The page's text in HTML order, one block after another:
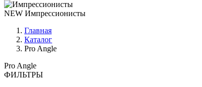
NEW Импрессионисты
Главная
Каталог
Pro Angle
Pro Angle
ФИЛЬТРЫ